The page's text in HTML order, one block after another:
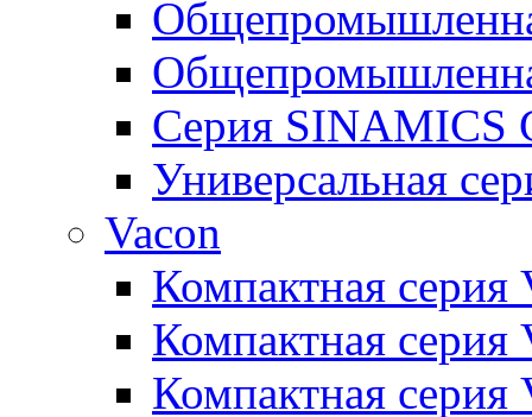
Серия SINAMICS
Универсальная
Vacon
Компактная серия
Компактная серия
Компактная